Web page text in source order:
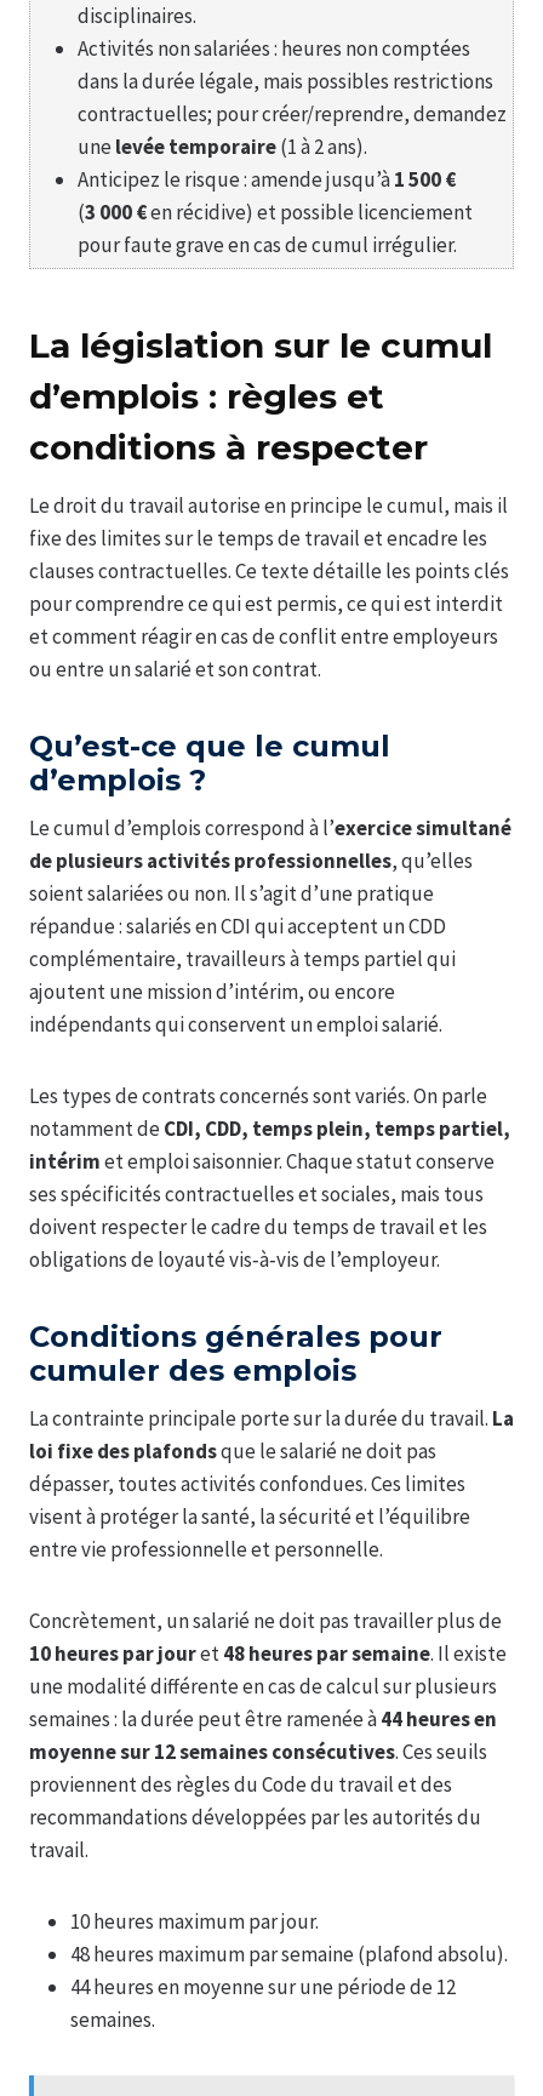
disciplinaires.
Activités non salariées : heures non comptées
dans la durée légale, mais possibles restrictions
contractuelles; pour créer/reprendre, demandez
une levée temporaire(1 à 2 ans).
Anticipez le risque : amende jusqu’à1 500 €
(3 000 €en récidive) et possible licenciement
pour faute grave en cas de cumul irrégulier.
La législation sur le cumul
d’emplois : règles et
conditions à respecter
Le droit du travail autorise en principe le cumul, mais il
fixe des limites sur le temps de travail et encadre les
clauses contractuelles. Ce texte détaille les points clés
pour comprendre ce qui est permis, ce qui est interdit
et comment réagir en cas de conflit entre employeurs
ou entre un salarié et son contrat.
Qu’est-ce que le cumul
d’emplois ?
Le cumul d’emplois correspond à l’exercice simultané
de plusieurs activités professionnelles, qu’elles
soient salariées ou non. Il s’agit d’une pratique
répandue : salariés en CDI qui acceptent un CDD
complémentaire, travailleurs à temps partiel qui
ajoutent une mission d’intérim, ou encore
indépendants qui conservent un emploi salarié.
Les types de contrats concernés sont variés. On parle
notamment deCDI, CDD, temps plein, temps partiel,
intérimet emploi saisonnier. Chaque statut conserve
ses spécificités contractuelles et sociales, mais tous
doivent respecter le cadre du temps de travail et les
obligations de loyauté vis‑à‑vis de l’employeur.
Conditions générales pour
cumuler des emplois
La contrainte principale porte sur la durée du travail. La
loi fixe des plafondsque le salarié ne doit pas
dépasser, toutes activités confondues. Ces limites
visent à protéger la santé, la sécurité et l’équilibre
entre vie professionnelle et personnelle.
Concrètement, un salarié ne doit pas travailler plus de
10 heures par jouret48 heures par semaine. Il existe
une modalité différente en cas de calcul sur plusieurs
semaines : la durée peut être ramenée à44 heures en
moyenne sur 12 semaines consécutives. Ces seuils
proviennent des règles du Code du travail et des
recommandations développées par les autorités du
travail.
10 heures maximum par jour.
48 heures maximum par semaine (plafond absolu).
44 heures en moyenne sur une période de 12
semaines.